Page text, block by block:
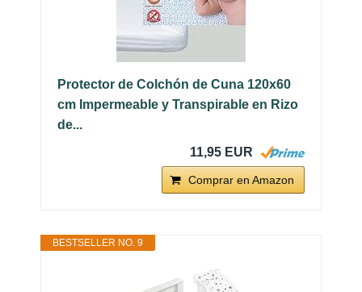
Protector de Colchón de Cuna 120x60
cm Impermeable y Transpirable en Rizo
de...
11,95 EUR
Comprar en Amazon
BESTSELLER NO. 9